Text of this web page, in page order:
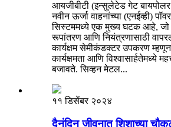
आयजीबीटी (इन्सुलेटेड गेट बायपोलर
नवीन ऊर्जा वाहनांच्या (एनईव्ही)
सिस्टममध्ये एक मुख्य घटक आहे, जो
रूपांतरण आणि नियंत्रणासाठी
कार्यक्षम सेमीकंडक्टर उपकरण
कार्यक्षमता आणि विश्वासार्हतेमध्ये
बजावते. सिव्हन मेटल...
११ डिसेंबर २०२४
दैनंदिन जीवनात शिशाच्या